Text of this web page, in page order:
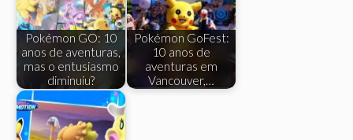
Pokémon GO: 10
anos de aventuras,
mas o entusiasmo
diminuiu?
Pokémon GoFest:
10 anos de
aventuras em
Vancouver,…